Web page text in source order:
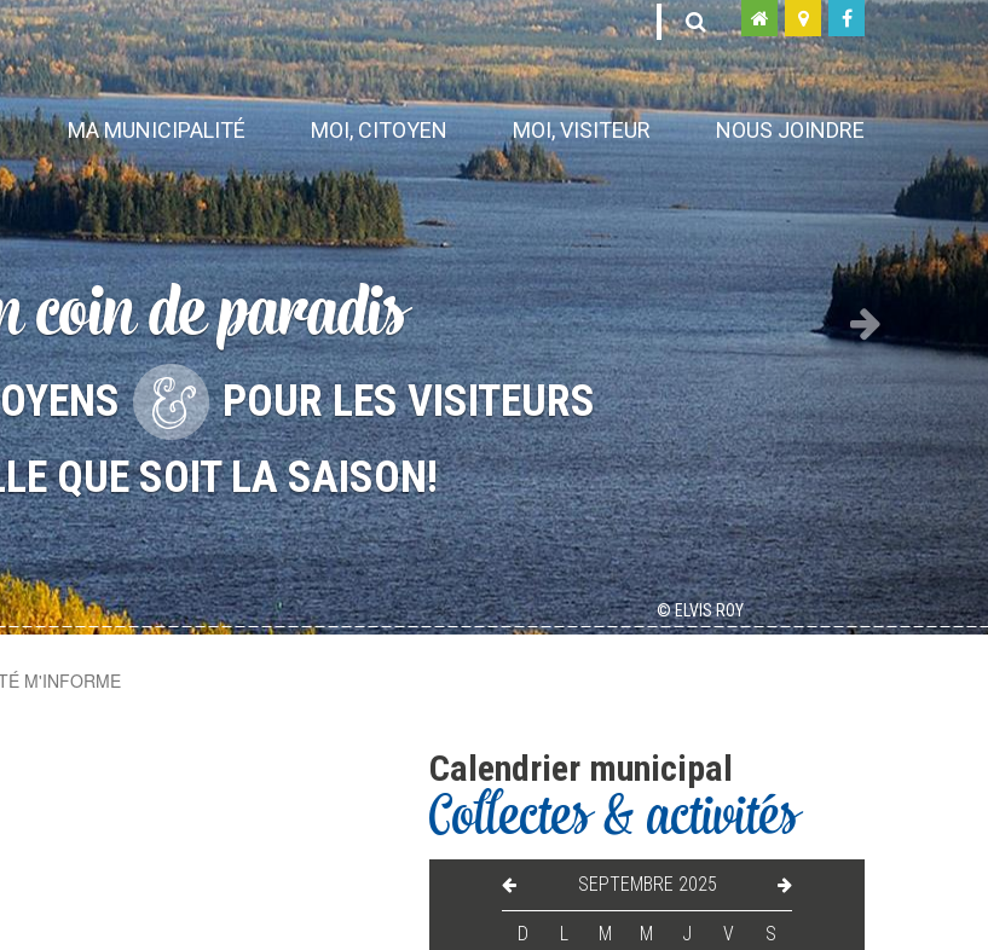
MA MUNICIPALITÉ MOI, CITOYEN MOI, VISITEUR NOUS JOINDRE
coin de paradis
POUR LES VISITEURS
QUE SOIT LA SAISON!
© ELVIS ROY
Next
M'INFORME
Calendrier municipal
Collectes & activités
SEPTEMBRE 2025
D L M M J V S